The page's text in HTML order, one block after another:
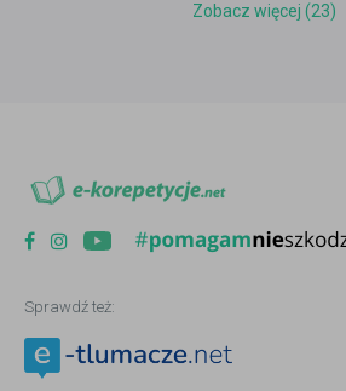
Zobacz więcej (23)
Sprawdź też: